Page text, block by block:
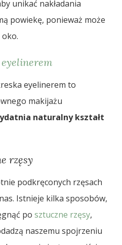
unikać nakładania
powiekę, ponieważ może
eyelinerem to
makijażu
naturalny kształt
rzęsy
podkręconych rzęsach
Istnieje kilka sposobów,
posztuczne rzęsy,
naszemu spojrzeniu